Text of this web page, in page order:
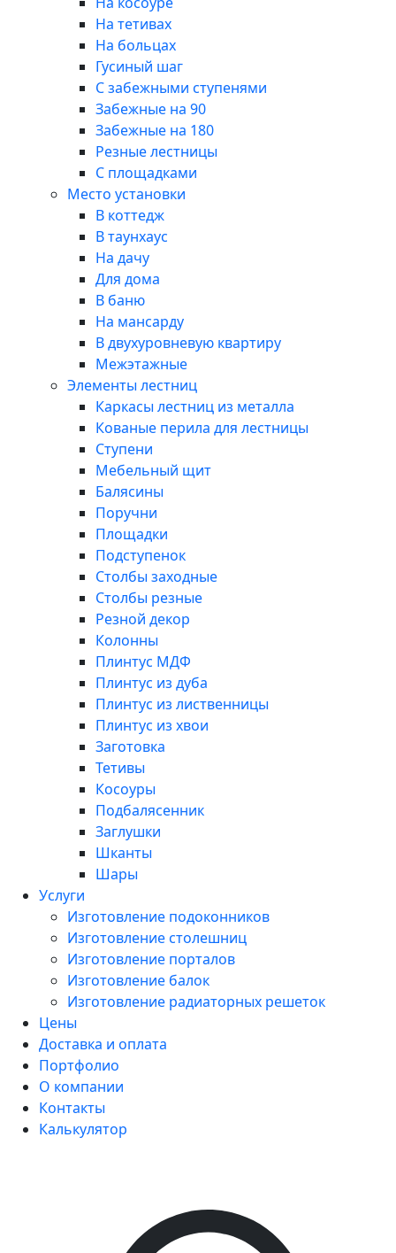
На тетивах
На больцах
Гусиный шаг
С забежными ступенями
Забежные на 90
Забежные на 180
Резные лестницы
С площадками
Место установки
В коттедж
В таунхаус
На дачу
Для дома
В баню
На мансарду
В двухуровневую квартиру
Межэтажные
Элементы лестниц
Каркасы лестниц из металла
Кованые перила для лестницы
Ступени
Мебельный щит
Балясины
Поручни
Площадки
Подступенок
Столбы заходные
Столбы резные
Резной декор
Колонны
Плинтус МДФ
Плинтус из дуба
Плинтус из лиственницы
Плинтус из хвои
Заготовка
Тетивы
Косоуры
Подбалясенник
Заглушки
Шканты
Шары
Услуги
Изготовление подоконников
Изготовление столешниц
Изготовление порталов
Изготовление балок
Изготовление радиаторных решеток
Цены
Доставка и оплата
Портфолио
О компании
Контакты
Калькулятор